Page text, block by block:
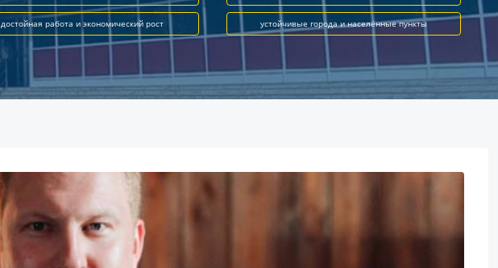
достойная работа и экономический рост устойчивые города и населённые пункты